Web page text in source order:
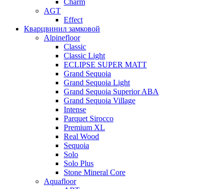
Charm
AGT
Effect
Кварцвинил замковой
Alpinefloor
Classic
Classic Light
ECLIPSE SUPER MATT
Grand Sequoia
Grand Sequoia Light
Grand Sequoia Superior ABA
Grand Sequoia Village
Intense
Parquet Sirocco
Premium XL
Real Wood
Sequoia
Solo
Solo Plus
Stone Mineral Core
Aquafloor